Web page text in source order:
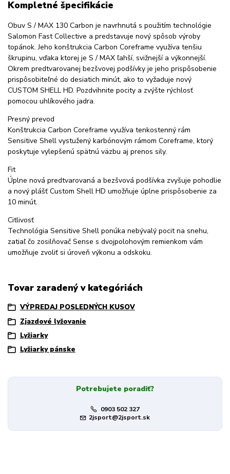
Kompletné špecifikácie
Obuv S / MAX 130 Carbon je navrhnutá s použitím technológie
Salomon Fast Collective a predstavuje nový spôsob výroby
topánok. Jeho konštrukcia Carbon Coreframe využíva tenšiu
škrupinu, vďaka ktorej je S / MAX ľahší, svižnejší a výkonnejší.
Okrem predtvarovanej bezšvovej podšívky je jeho prispôsobenie
prispôsobiteľné do desiatich minút, ako to vyžaduje nový
CUSTOM SHELL HD. Pozdvihnite pocity a zvýšte rýchlosť
pomocou uhlíkového jadra.
Presný prevod
Konštrukcia Carbon Coreframe využíva tenkostenný rám
Sensitive Shell vystužený karbónovým rámom Coreframe, ktorý
poskytuje vylepšenú spätnú väzbu aj prenos sily.
Fit
Úplne nová predtvarovaná a bezšvová podšívka zvyšuje pohodlie
a nový plášť Custom Shell HD umožňuje úplne prispôsobenie za
10 minút.
Citlivosť
Technológia Sensitive Shell ponúka nebývalý pocit na snehu,
zatiaľ čo zosilňovač Sense s dvojpolohovým remienkom vám
umožňuje zvoliť si úroveň výkonu a odskoku.
Tovar zaradený v kategóriách
VÝPREDAJ POSLEDNÝCH KUSOV
Zjazdové lyžovanie
Lyžiarky
Lyžiarky pánske
Potrebujete poradiť?
0903 502 327
2jsport@2jsport.sk